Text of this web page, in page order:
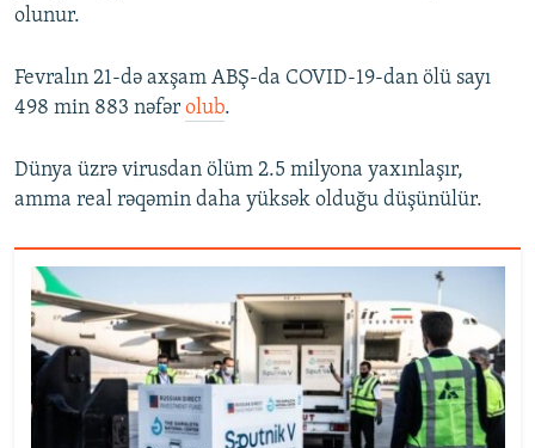
olunur.
Fevralın 21-də axşam ABŞ-da COVID-19-dan ölü sayı
498 min 883 nəfər olub.
Dünya üzrə virusdan ölüm 2.5 milyona yaxınlaşır,
amma real rəqəmin daha yüksək olduğu düşünülür.